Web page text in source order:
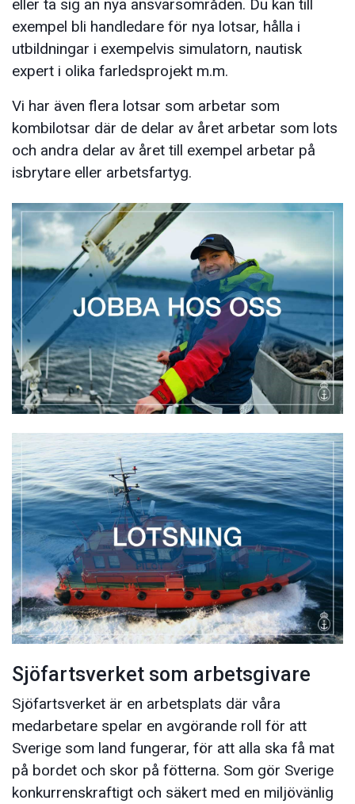
eller ta sig an nya ansvarsområden. Du kan till
exempel bli handledare för nya lotsar, hålla i
utbildningar i exempelvis simulatorn, nautisk
expert i olika farledsprojekt m.m.
Vi har även flera lotsar som arbetar som
kombilotsar där de delar av året arbetar som lots
och andra delar av året till exempel arbetar på
isbrytare eller arbetsfartyg.
Sjöfartsverket som arbetsgivare
Sjöfartsverket är en arbetsplats där våra
medarbetare spelar en avgörande roll för att
Sverige som land fungerar, för att alla ska få mat
på bordet och skor på fötterna. Som gör Sverige
konkurrenskraftigt och säkert med en miljövänlig